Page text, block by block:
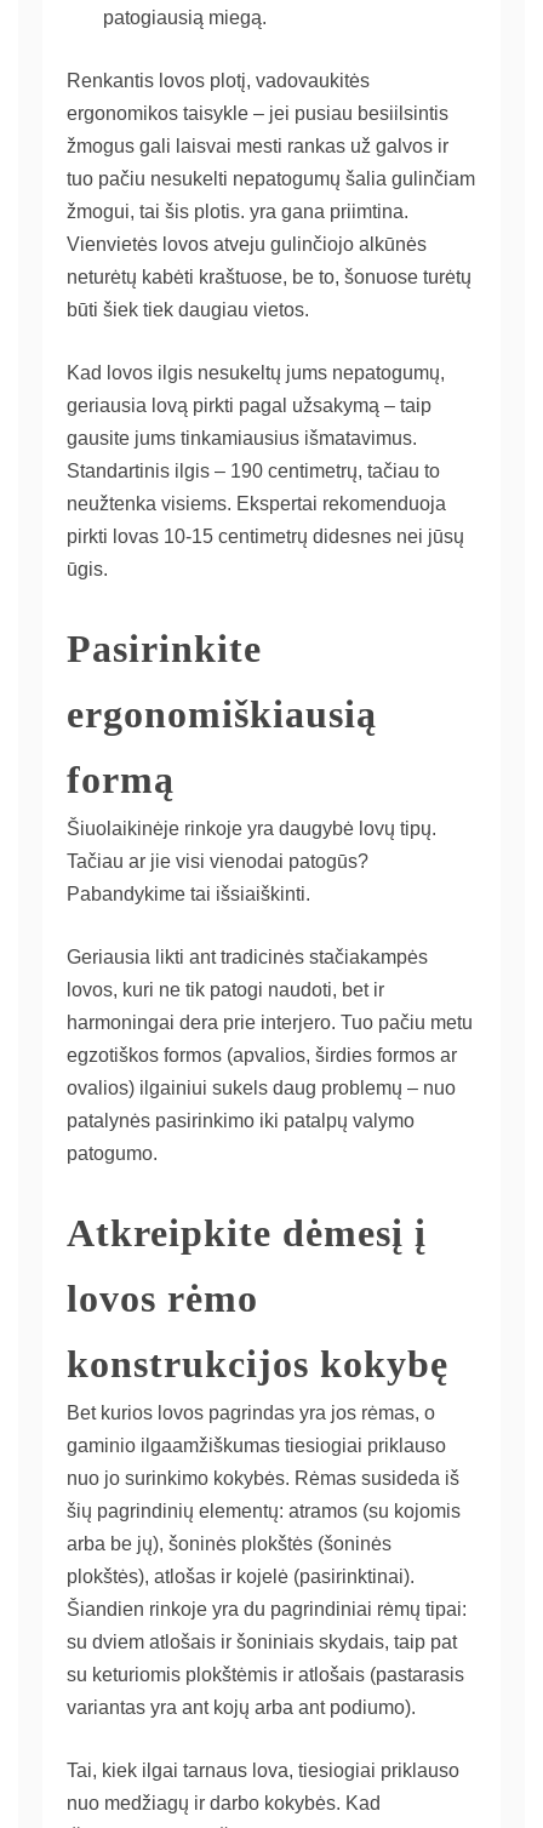
patogiausią miegą.
Renkantis lovos plotį, vadovaukitės
ergonomikos taisykle – jei pusiau besiilsintis
žmogus gali laisvai mesti rankas už galvos ir
tuo pačiu nesukelti nepatogumų šalia gulinčiam
žmogui, tai šis plotis. yra gana priimtina.
Vienvietės lovos atveju gulinčiojo alkūnės
neturėtų kabėti kraštuose, be to, šonuose turėtų
būti šiek tiek daugiau vietos.
Kad lovos ilgis nesukeltų jums nepatogumų,
geriausia lovą pirkti pagal užsakymą – taip
gausite jums tinkamiausius išmatavimus.
Standartinis ilgis – 190 centimetrų, tačiau to
neužtenka visiems. Ekspertai rekomenduoja
pirkti lovas 10-15 centimetrų didesnes nei jūsų
ūgis.
Pasirinkite
ergonomiškiausią
formą
Šiuolaikinėje rinkoje yra daugybė lovų tipų.
Tačiau ar jie visi vienodai patogūs?
Pabandykime tai išsiaiškinti.
Geriausia likti ant tradicinės stačiakampės
lovos, kuri ne tik patogi naudoti, bet ir
harmoningai dera prie interjero. Tuo pačiu metu
egzotiškos formos (apvalios, širdies formos ar
ovalios) ilgainiui sukels daug problemų – nuo ​​
patalynės pasirinkimo iki patalpų valymo
patogumo.
Atkreipkite dėmesį į
lovos rėmo
konstrukcijos kokybę
Bet kurios lovos pagrindas yra jos rėmas, o
gaminio ilgaamžiškumas tiesiogiai priklauso
nuo jo surinkimo kokybės. Rėmas susideda iš
šių pagrindinių elementų: atramos (su kojomis
arba be jų), šoninės plokštės (šoninės
plokštės), atlošas ir kojelė (pasirinktinai).
Šiandien rinkoje yra du pagrindiniai rėmų tipai:
su dviem atlošais ir šoniniais skydais, taip pat
su keturiomis plokštėmis ir atlošais (pastarasis
variantas yra ant kojų arba ant podiumo).
Tai, kiek ilgai tarnaus lova, tiesiogiai priklauso
nuo medžiagų ir darbo kokybės. Kad